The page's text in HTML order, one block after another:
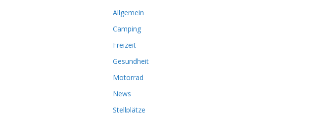
Allgemein
Camping
Freizeit
Gesundheit
Motorrad
News
Stellplätze